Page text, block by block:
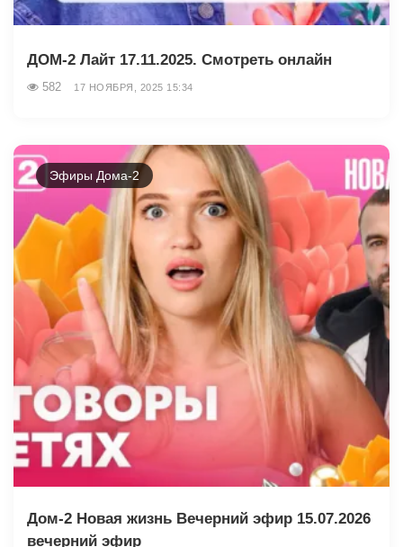
ДОМ-2 Лайт 17.11.2025. Смотреть онлайн
582 17 НОЯБРЯ, 2025 15:34
Эфиры Дома-2
Дом-2 Новая жизнь Вечерний эфир 15.07.2026
вечерний эфир